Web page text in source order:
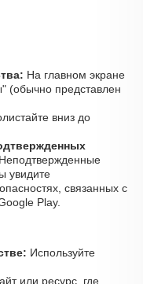
На главном экране
(обычно представлен
вниз до
увидите
связанных с
Play.
Используйте
или ресурс, где